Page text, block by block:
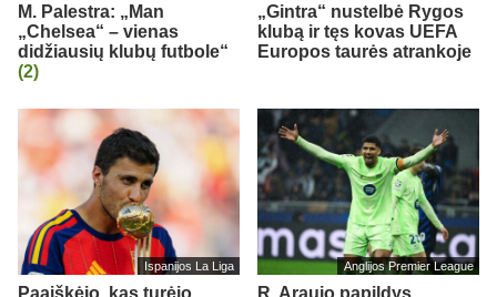
M. Palestra: „Man
„Chelsea“ – vienas
didžiausių klubų futbole“
(2)
„Gintra“ nustelbė Rygos
klubą ir tęs kovas UEFA
Europos taurės atrankoje
Ispanijos La Liga
Paaiškėjo, kas turėjo
Anglijos Premier League
R. Araujo papildys